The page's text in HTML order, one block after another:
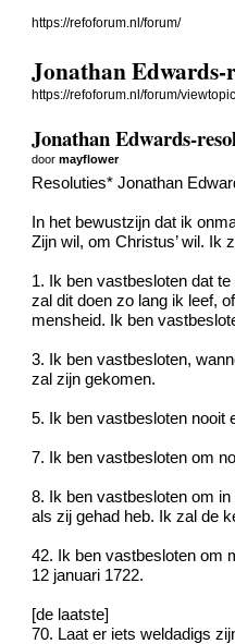
https://refoforum.nl/forum/
Jonathan Edwards-
https://refoforum.nl/forum/
Jonathan Edwards-
doormayflower
Resoluties* Jonathan
In het bewustzijn dat ik
Zijn wil, om Christus’ wil. Ik
1. Ik ben vastbesloten dat
zal dit doen zo lang ik leef,
mensheid. Ik ben
3. Ik ben vastbesloten,
zal zijn gekomen.
5. Ik ben vastbesloten nooit
7. Ik ben vastbesloten om
8. Ik ben vastbesloten om
als zij gehad heb. Ik zal de
42. Ik ben vastbesloten om
12 januari 1722.
[de laatste]
70. Laat er iets weldadigs